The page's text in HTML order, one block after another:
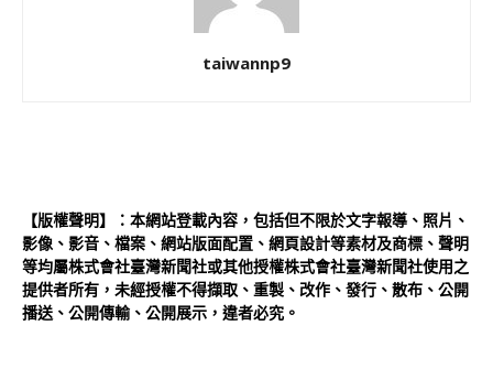
taiwannp9
【版權聲明】：本網站登載內容，包括但不限於文字報導、照片、
影像、影音、檔案、網站版面配置、網頁設計等素材及商標、聲明
等均屬株式會社臺灣新聞社或其他授權株式會社臺灣新聞社使用之
提供者所有，未經授權不得擷取、重製、改作、發行、散布、公開
播送、公開傳輸、公開展示，違者必究。